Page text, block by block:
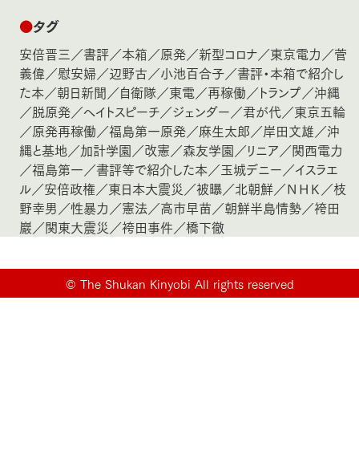
●タグ
安倍晋三 ／書評／本箱／原発／新型コロナ／東京電力 ／菅
義偉／慰安婦／辺野古／小池百合子／書評・本箱で紹介し
た本／朝日新聞／自衛隊／東電／再稼働／トランプ／沖縄
／脱原発／ヘイトスピーチ／ジェンダー／君が代／東京五輪
／原発再稼働／福島第一原発／麻生太郎／岸田文雄／沖
縄と基地／加計学園／改憲／森友学園／リニア／関西電力
／福島第一／書評等で紹介した本／玉城デニー／イスラエ
ル／安倍政権／東日本大震災 ／被曝／北朝鮮／ＮＨＫ ／枝
野幸男 ／性暴力 ／憲法／高市早苗／朝鮮半島情勢／袴田
巖／関東大震災 ／袴田事件／橋下徹
© The Shukan Kinyobi All rights reserved